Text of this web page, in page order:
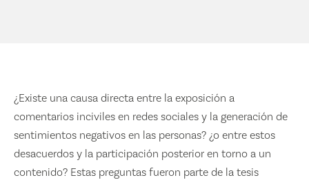
¿Existe una causa directa entre la exposición a
comentarios inciviles en redes sociales y la generación de
sentimientos negativos en las personas? ¿o entre estos
desacuerdos y la participación posterior en torno a un
contenido? Estas preguntas fueron parte de la tesis